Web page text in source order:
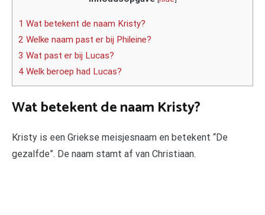
1 Wat betekent de naam Kristy?
2 Welke naam past er bij Phileine?
3 Wat past er bij Lucas?
4 Welk beroep had Lucas?
Wat betekent de naam Kristy?
Kristy is een Griekse meisjesnaam en betekent “De
gezalfde”. De naam stamt af van Christiaan.